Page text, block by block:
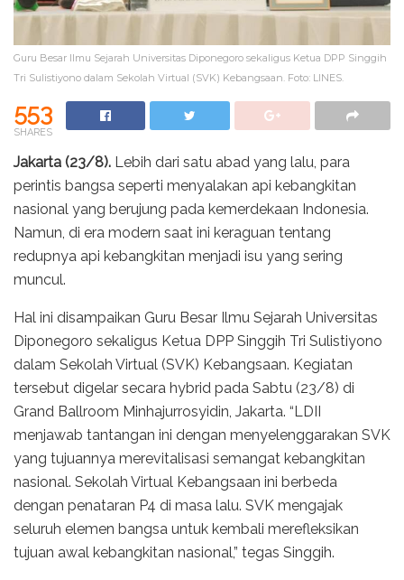
Guru Besar Ilmu Sejarah Universitas Diponegoro sekaligus Ketua DPP Singgih
Tri Sulistiyono dalam Sekolah Virtual (SVK) Kebangsaan. Foto: LINES.
553
SHARES
Jakarta (23/8). Lebih dari satu abad yang lalu, para
perintis bangsa seperti menyalakan api kebangkitan
nasional yang berujung pada kemerdekaan Indonesia.
Namun, di era modern saat ini keraguan tentang
redupnya api kebangkitan menjadi isu yang sering
muncul.
Hal ini disampaikan Guru Besar Ilmu Sejarah Universitas
Diponegoro sekaligus Ketua DPP Singgih Tri Sulistiyono
dalam Sekolah Virtual (SVK) Kebangsaan. Kegiatan
tersebut digelar secara hybrid pada Sabtu (23/8) di
Grand Ballroom Minhajurrosyidin, Jakarta. “LDII
menjawab tantangan ini dengan menyelenggarakan SVK
yang tujuannya merevitalisasi semangat kebangkitan
nasional. Sekolah Virtual Kebangsaan ini berbeda
dengan penataran P4 di masa lalu. SVK mengajak
seluruh elemen bangsa untuk kembali merefleksikan
tujuan awal kebangkitan nasional,” tegas Singgih.